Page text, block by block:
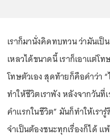
เราก็มานั่งคิดทบทวน ว่ามันเป็
เหลวได้ขนาดนี้ เราก็เอาแต่โ
โทษตัวเอง สุดท้ายก็คือคำว่า
ทำให้ชีวิตเราพัง หลังจากวัน
คำแรกในชีวิต” มันก็ทำให้เรา
จำเป็นต้องชนะทุกเรื่องก็ได้